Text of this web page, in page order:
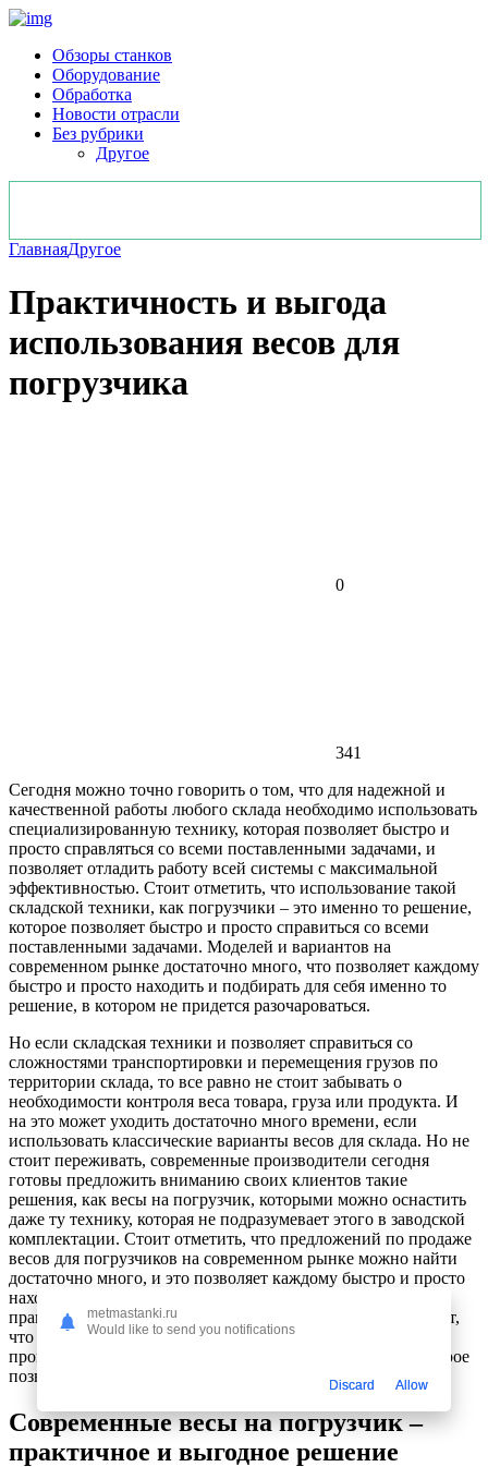
Обзоры станков
Оборудование
Обработка
Новости отрасли
Без рубрики
Другое
ГлавнаяДругое
Практичность и выгода
использования весов для
погрузчика
0
341
Сегодня можно точно говорить о том, что для надежной и
качественной работы любого склада необходимо использовать
специализированную технику, которая позволяет быстро и
просто справляться со всеми поставленными задачами, и
позволяет отладить работу всей системы с максимальной
эффективностью. Стоит отметить, что использование такой
складской техники, как погрузчики – это именно то решение,
которое позволяет быстро и просто справиться со всеми
поставленными задачами. Моделей и вариантов на
современном рынке достаточно много, что позволяет каждому
быстро и просто находить и подбирать для себя именно то
решение, в котором не придется разочароваться.
Но если складская техники и позволяет справиться со
сложностями транспортировки и перемещения грузов по
территории склада, то все равно не стоит забывать о
необходимости контроля веса товара, груза или продукта. И
на это может уходить достаточно много времени, если
использовать классические варианты весов для склада. Но не
стоит переживать, современные производители сегодня
готовы предложить вниманию своих клиентов такие
решения, как весы на погрузчик, которыми можно оснастить
даже ту технику, которая не подразумевает этого в заводской
комплектации. Стоит отметить, что предложений по продаже
весов для погрузчиков на современном рынке можно найти
достаточно много, и это позволяет каждому быстро и просто
находить и подбирать для себя наиболее выгодные и
практичные решения. К тому же, стоит отметить и тот факт,
что сегодня возможность обращения к надежному и
проверенному поставщику – это именно то решение, которое
позволяет не разочароваться в собственном выборе.
Современные весы на погрузчик –
практичное и выгодное решение
metmastanki.ru
Would like to send you notifications
Discard Allow